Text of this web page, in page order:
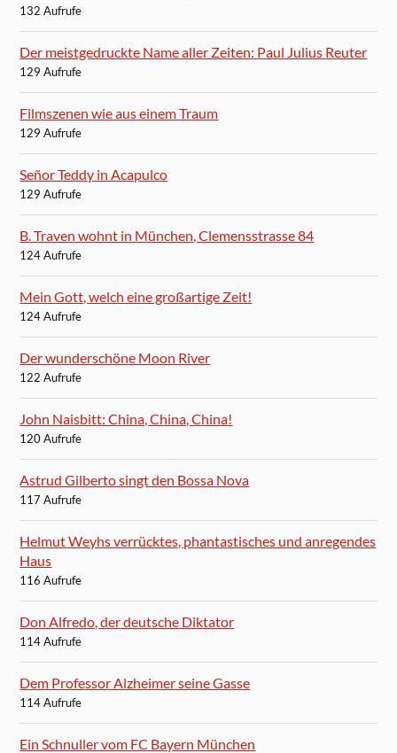
132 Aufrufe
Der meistgedruckte Name aller Zeiten: Paul Julius Reuter
129 Aufrufe
Filmszenen wie aus einem Traum
129 Aufrufe
Señor Teddy in Acapulco
129 Aufrufe
B. Traven wohnt in München, Clemensstrasse 84
124 Aufrufe
Mein Gott, welch eine großartige Zeit!
124 Aufrufe
Der wunderschöne Moon River
122 Aufrufe
John Naisbitt: China, China, China!
120 Aufrufe
Astrud Gilberto singt den Bossa Nova
117 Aufrufe
Helmut Weyhs verrücktes, phantastisches und anregendes
Haus
116 Aufrufe
Don Alfredo, der deutsche Diktator
114 Aufrufe
Dem Professor Alzheimer seine Gasse
114 Aufrufe
Ein Schnuller vom FC Bayern München